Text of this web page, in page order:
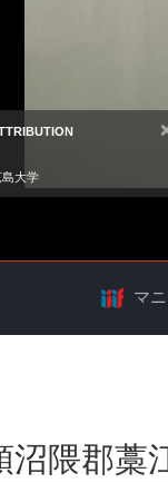
マ
沼隈郡藁